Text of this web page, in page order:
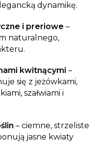
dynamikę.
i preriowe –
naturalnego,
kwitnącymi –
się z jeżówkami,
szałwiami i
– ciemne, strzeliste
jasne kwiaty